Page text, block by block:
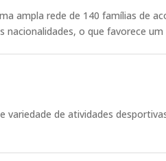
ampla rede de 140 famílias de
nacionalidades, o que favorece
de atividades